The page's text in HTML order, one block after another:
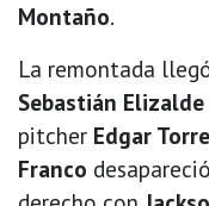
Montaño.
La remontada
Sebastián Elizalde
pitcher Edgar
Franco